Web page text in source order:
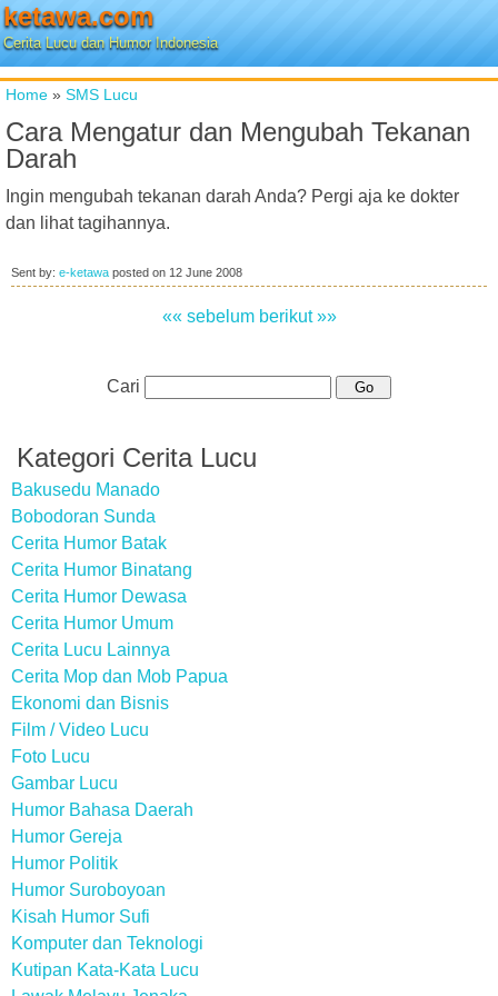
ketawa.com
Cerita Lucu dan Humor Indonesia
Home » SMS Lucu
Cara Mengatur dan Mengubah Tekanan
Darah
Ingin mengubah tekanan darah Anda? Pergi aja ke dokter
dan lihat tagihannya.
Sent by: e-ketawa posted on 12 June 2008
«« sebelum berikut »»
Cari
Kategori Cerita Lucu
Bakusedu Manado
Bobodoran Sunda
Cerita Humor Batak
Cerita Humor Binatang
Cerita Humor Dewasa
Cerita Humor Umum
Cerita Lucu Lainnya
Cerita Mop dan Mob Papua
Ekonomi dan Bisnis
Film / Video Lucu
Foto Lucu
Gambar Lucu
Humor Bahasa Daerah
Humor Gereja
Humor Politik
Humor Suroboyoan
Kisah Humor Sufi
Komputer dan Teknologi
Kutipan Kata-Kata Lucu